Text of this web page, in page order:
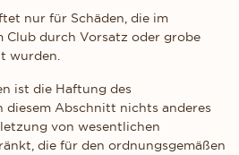
nur für Schäden, die im
Club durch Vorsatz oder grobe
wurden.
ist die Haftung des
diesem Abschnitt nichts anderes
von wesentlichen
die für den ordnungsgemäßen